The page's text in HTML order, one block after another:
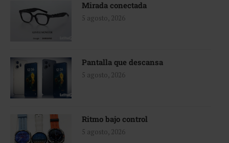
Mirada conectada
5 agosto, 2026
Pantalla que descansa
5 agosto, 2026
Ritmo bajo control
5 agosto, 2026